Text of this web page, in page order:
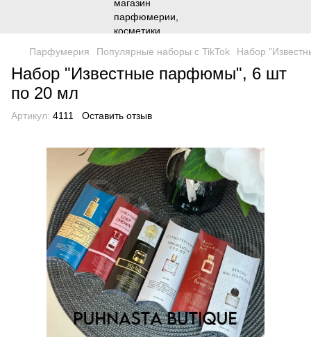
Парфумерия Популярные наборы с TikTok Набор
Набор "Известные парфюмы", 6 шт
по 20 мл
Артикул: 4111 Оставить отзыв